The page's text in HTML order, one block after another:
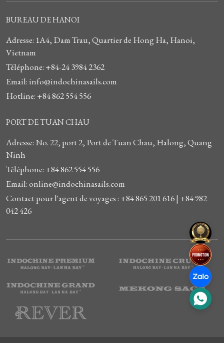
BUREAU DE HANOI
Adresse: 1A4, Dam Trau, Quartier de Hong Ha, Hanoi,
Vietnam
Téléphone: +84-24 3984 2362
Email: info@indochinasails.com
Hotline: +84 862 554 556
PORT DE TUAN CHAU
Adresse: No. 22, port 2, Port de Tuan Chau, Halong, Quang
Ninh
Téléphone: +84 862 554 556
Email: online@indochinasails.com
Contact pour l'agent de voyages : +84 865 201 616 | +84 982
042 426